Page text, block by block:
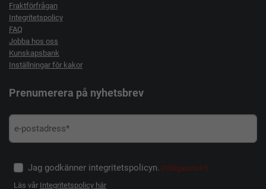
Fraktförfrågan
Integritetspolicy
FAQ
Jobba hos oss
Kunskapsbank
Inställningar för kakor
Prenumerera på nyhetsbrev
Jag godkänner integritetspolicyn. (Obligatoriskt)
Läs vår Integritetspolicy här